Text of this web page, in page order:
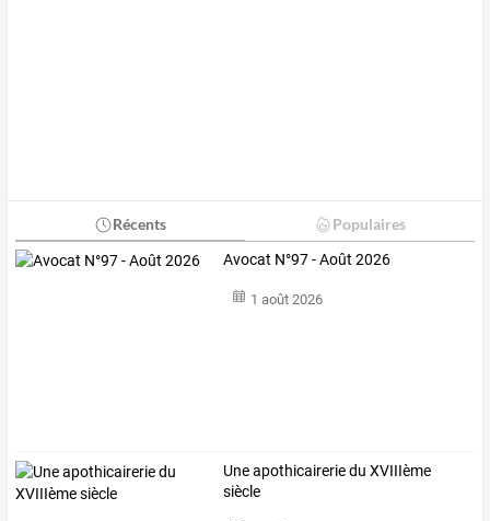
Récents Populaires
Avocat N°97 - Août 2026
1 août 2026
Une apothicairerie du XVIIIème
siècle